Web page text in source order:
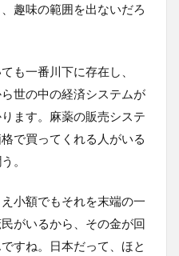
趣味の範囲を出ないだろ
も一番川下に存在し、
世の中の経済システムが
ます。麻薬の販売システ
で買ってくれる人がいる
。
小額でもそれを末端の一
がいるから、その金が回
すね。日本だって、ほと